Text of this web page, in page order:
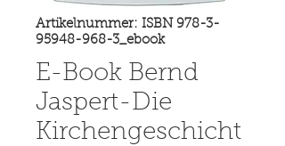
Artikelnummer: ISBN 978-3-
95948-968-3_ebook
E-Book Bernd
Jaspert-Die
Kirchengeschicht